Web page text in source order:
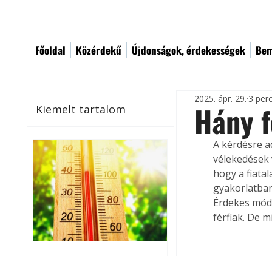
Főoldal Közérdekű Újdonságok, érdekességek
Kiemelt tartalom Hány
2025. ápr. 29. 3
A kérdésre
hogy a
Érdekes
férfiak. De